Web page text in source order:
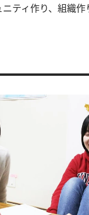
ティ作り、組織